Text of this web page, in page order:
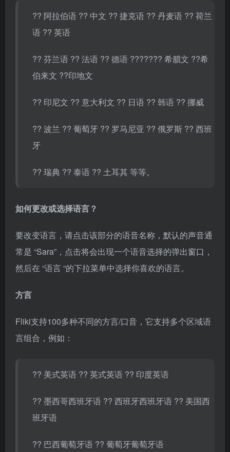
?? 阿拉伯语 ?? 中文 ?? 捷克语 ?? 丹麦语 ?? 荷兰
语 ?? 英语
?? 芬兰语 ?? 法语 ?? 德语 ??????? 希腊文 ️️️️️️️️‍??希
伯来文 ︎︎︎︎??印地文
?? 印尼文 ?? 意大利文 ?? 日语 ?? 韩语 ?? 挪威
?? 波兰 ?? 葡萄牙 ?? 罗马尼亚 ?? 俄罗斯 ?? 西班
牙
?? 瑞典 ?? 泰语 ?? 土耳其 等等。
如何更改或选择语言？
要改变语言，请点击该部分的语音名称，默认的声音通
常是 “Sara”，点击将会出现一个语音选择的弹出窗口，
然后在 “语言 “的下拉菜单中选择你喜欢的语言。
方言
Fliki支持100多种不同的方言/口音，它支持多个区域语
言组合，例如：
?? 美式英语 ?? 英式英语 ?? 印度英语
?? 墨西哥西班牙语 ?? 西班牙西班牙语 ?? 美国西
班牙语
?? 巴西葡萄牙语 ?? 葡萄牙葡萄牙语